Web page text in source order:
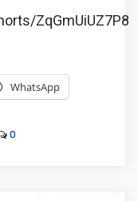
ZqGmUiUZ7P8
WhatsApp
0